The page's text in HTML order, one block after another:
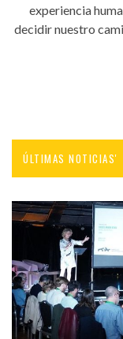
experiencia
decidir nuestro
ÚLTIMAS NOTICIAS'